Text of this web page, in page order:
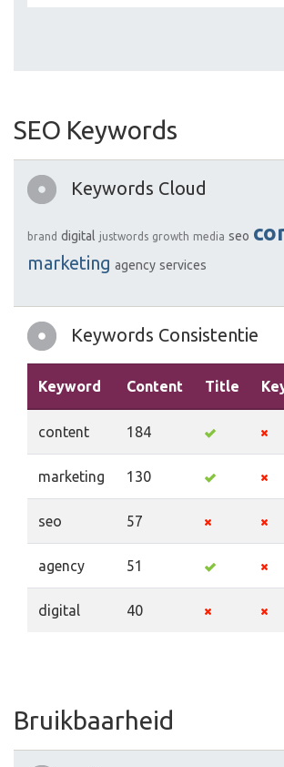
SEO Keywords
Keywords Cloud
brand digital justwords growth media seo
marketing agency services
Keywords Consistentie
Keyword Content Title
content 184
marketing 130
seo 57
agency 51
digital 40
Bruikbaarheid